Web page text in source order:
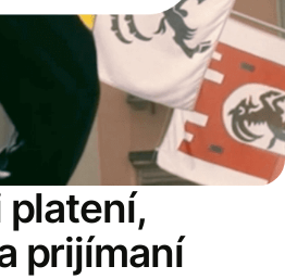
prijímaní